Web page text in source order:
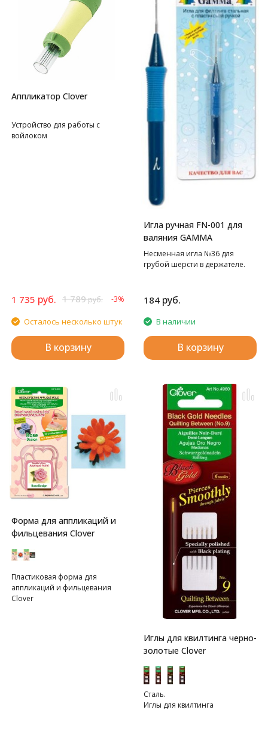
Аппликатор Clover
Устройство для работы с
войлоком
1 735 руб. 1 789руб. -3%
Осталось несколько штук
В корзину
Игла ручная FN-001 для
валяния GAMMA
Несменная игла №36 для
грубой шерсти в держателе.
184 руб.
В наличии
В корзину
Форма для аппликаций и
фильцевания Clover
Пластиковая форма для
аппликаций и фильцевания
Clover
Иглы для квилтинга черно-
золотые Clover
Сталь.
Иглы для квилтинга